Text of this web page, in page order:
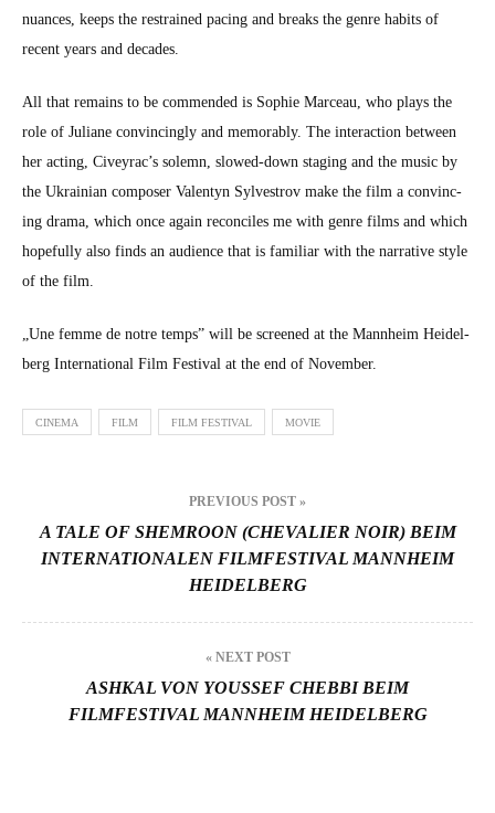
nuances, keeps the restrained pac­ing and breaks the genre habits of
recent years and decades.
All that remains to be com­mend­ed is Sophie Marceau, who plays the
role of Juliane con­vinc­ing­ly and mem­o­rably. The inter­ac­tion between
her act­ing, Civeyrac’s solemn, slowed-down stag­ing and the music by
the Ukrain­ian com­pos­er Valen­tyn Sylve­strov make the film a con­vinc­
ing dra­ma, which once again rec­on­ciles me with genre films and which
hope­ful­ly also finds an audi­ence that is famil­iar with the nar­ra­tive style
of the film.
„Une femme de notre temps” will be screened at the Mannheim Hei­del­
berg Inter­na­tion­al Film Fes­ti­val at the end of Novem­ber.
CINEMA FILM FILM FESTIVAL MOVIE
PREVIOUS POST »
A TALE OF SHEMROON (CHEVALIER NOIR) BEIM
INTERNATIONALEN FILMFESTIVAL MANNHEIM
HEIDELBERG
« NEXT POST
ASHKAL VON YOUSSEF CHEBBI BEIM
FILMFESTIVAL MANNHEIM HEIDELBERG